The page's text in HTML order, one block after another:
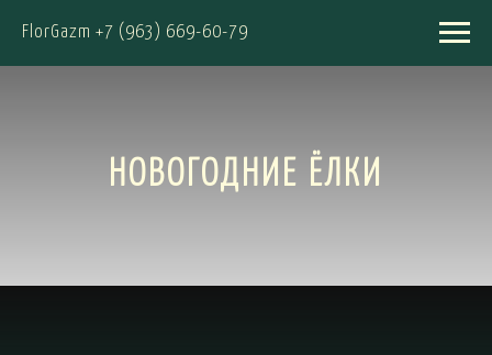
FlorGazm +7 (963) 669-60-79
НОВОГОДНИЕ ЁЛКИ